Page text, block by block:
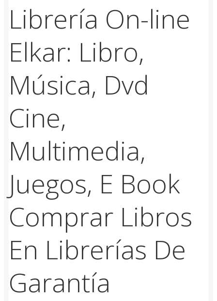
Librería On-line
Elkar: Libro,
Música, Dvd
Cine,
Multimedia,
Juegos, E Book
Comprar Libros
En Librerías De
Garantía